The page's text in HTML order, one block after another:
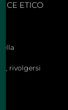
ETICO
rivolgersi